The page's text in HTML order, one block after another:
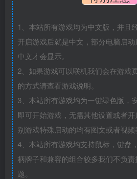
1、本站所有游戏均为中文版，并且
开启游戏后就是中文，部分电脑启
中文才会显示。
2、如果游戏可以联机我们会在游戏
的方式请查看游戏说明。
3、本站所有游戏均为一键绿色版，
即可开始游戏，无需其他设置或者
别游戏特殊启动的均有图文或者视频
4、本站所有游戏均支持鼠标，键盘
柄牌子和兼容的组合较多我们不负
题。